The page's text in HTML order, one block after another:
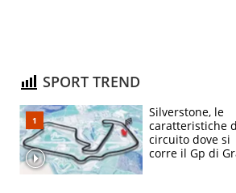
SPORT TREND
Silverstone, le
caratteristiche
circuito dove si
corre il Gp di